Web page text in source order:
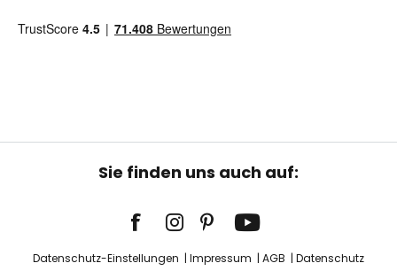
Sie finden uns auch auf:
Datenschutz-Einstellungen Impressum AGB Datenschutz